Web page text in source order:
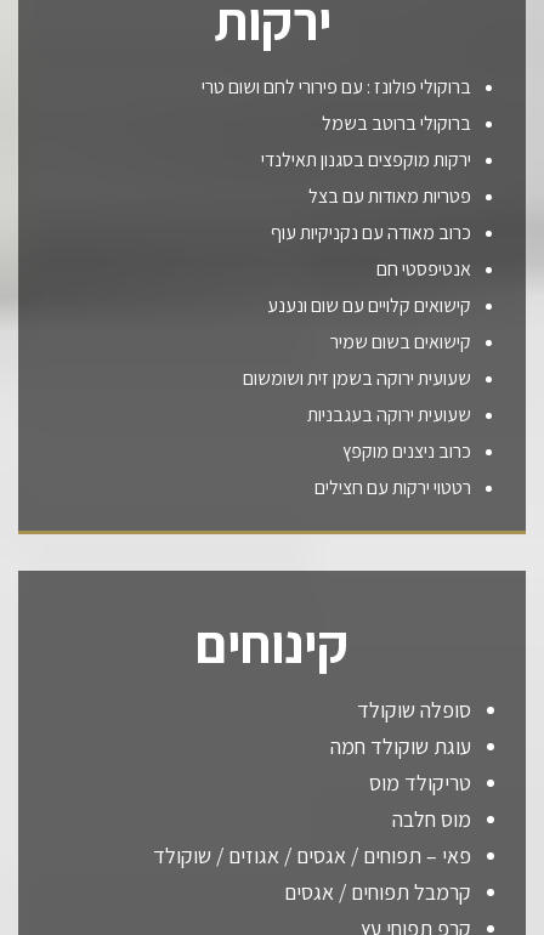
קינוחים
סופלה שוקולד
עוגת שוקולד חמה
טריקולד מוס
מוס חלבה
פאי – תפוחים / אגסים / אגוזים / שוקולד
קרמבל תפוחים / אגסים
קרפ תפוחי עץ
ירקות
ברוקולי פולונז : עם פירורי לחם ושום טרי
ברוקולי ברוטב בשמל
ירקות מוקפצים בסגנון תאילנדי
פטריות מאודות עם בצל
כרוב מאודה עם נקניקיות עוף
אנטיפסטי חם
קישואים קלויים עם שום ונענע
קישואים בשום שמיר
שעועית ירוקה בשמן זית ושומשום
שעועית ירוקה בעגבניות
כרוב ניצנים מוקפץ
רטטוי ירקות עם חצילים